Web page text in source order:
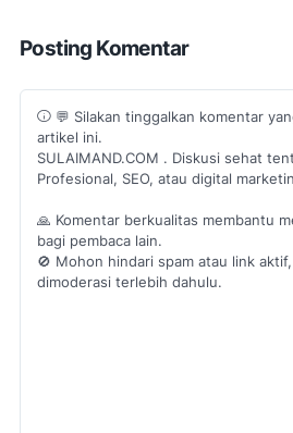
Posting Komentar
💬 Silakan tinggalkan komentar
artikel ini.
SULAIMAND.COM . Diskusi sehat
Profesional, SEO, atau digital
🙏 Komentar berkualitas membantu
bagi pembaca lain.
🚫 Mohon hindari spam atau link
dimoderasi terlebih dahulu.